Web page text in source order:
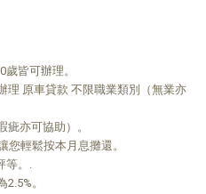
皆可辦理。
理 原車貸款 不限職業類別（無業亦
亦可協助）。
您輕鬆按本月息攤還。
。.
。